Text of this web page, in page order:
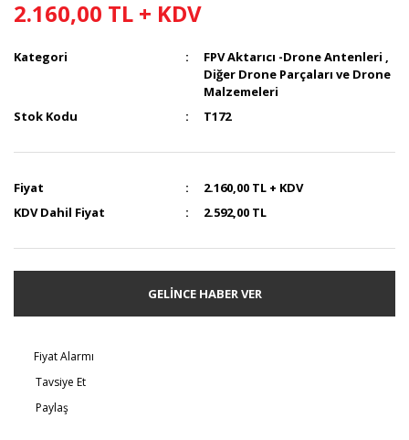
2.160,00 TL + KDV
Kategori FPV Aktarıcı -Drone Antenleri ,
Diğer Drone Parçaları ve Drone
Malzemeleri
Stok Kodu
T172
Fiyat
2.160,00 TL + KDV
KDV Dahil Fiyat
2.592,00 TL
GELİNCE HABER VER
Fiyat Alarmı
Tavsiye Et
Paylaş